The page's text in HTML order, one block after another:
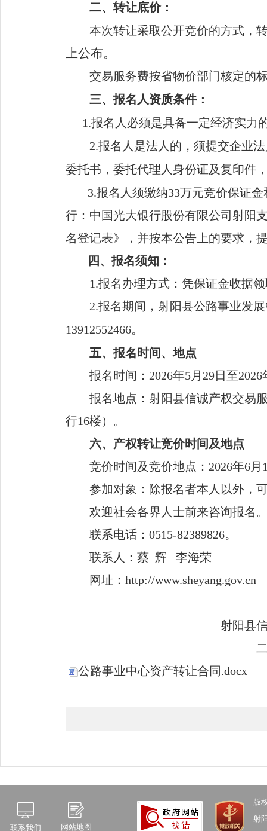
二、 转让底价：
本次转让采取公开竞价的方式，
上公布。
交易服务费按省物价部门核定的
三、报名人资质条件：
1.报名人必须是具备一定经济实力
2.报名人是法人 的，须提交企业
委托书，委托代理人身份证及复印件
3.报名人须缴纳33万元竞价保证
行：中国光大银行股份有限公司射阳
名登记表》
， 并按本公告 上的要求，
四 、 报名须知：
1.报名办理方式：凭保证金收据
2.报名期间 ， 射阳县公路事业发
13912552466。
五、报名时间、地点
报名时间： 2026年5月 29日至2026
报名地点：射阳县信诚产权交易
行16楼）。
六、产权转让竞价时间及地点
竞价时间及竞价地点： 2026年6月
参加对象：除报名者本人以外，
欢迎社会各界人士前来咨询报名
联系电话： 0515-82389826。
联系人： 蔡 辉
李海荣
网址： http://www.sheyang.gov.cn
射阳县
公路事业中心资产转让合同.docx
联系我们 网站地图
版
射